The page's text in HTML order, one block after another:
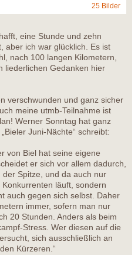
25 Bilder
eine Stunde und zehn
aber ich war glücklich. Es ist
nach 100 langen Kilometern,
liederlichen Gedanken hier
verschwunden und ganz sicher
meine utmb-Teilnahme ist
Werner Sonntag hat ganz
Juni-Nächte“ schreibt:
von Biel hat seine eigene
er sich vor allem dadurch,
Spitze, und da auch nur
läuft, sondern
auch gegen sich selbst. Daher
immer, sofern man nur
20 Stunden. Anders als beim
Stress. Wer diesen auf die
sich ausschließlich an
Kürzeren.“